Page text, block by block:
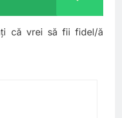
că vrei să fii fidel/ă